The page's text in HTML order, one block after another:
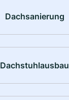
Dachsanierung
Dachstuhlausbau